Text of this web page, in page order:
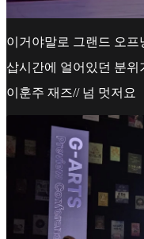
이거야말로 그랜드 오프
삽시간에 얼어있던 분위
이훈주 재즈// 넘 멋저요